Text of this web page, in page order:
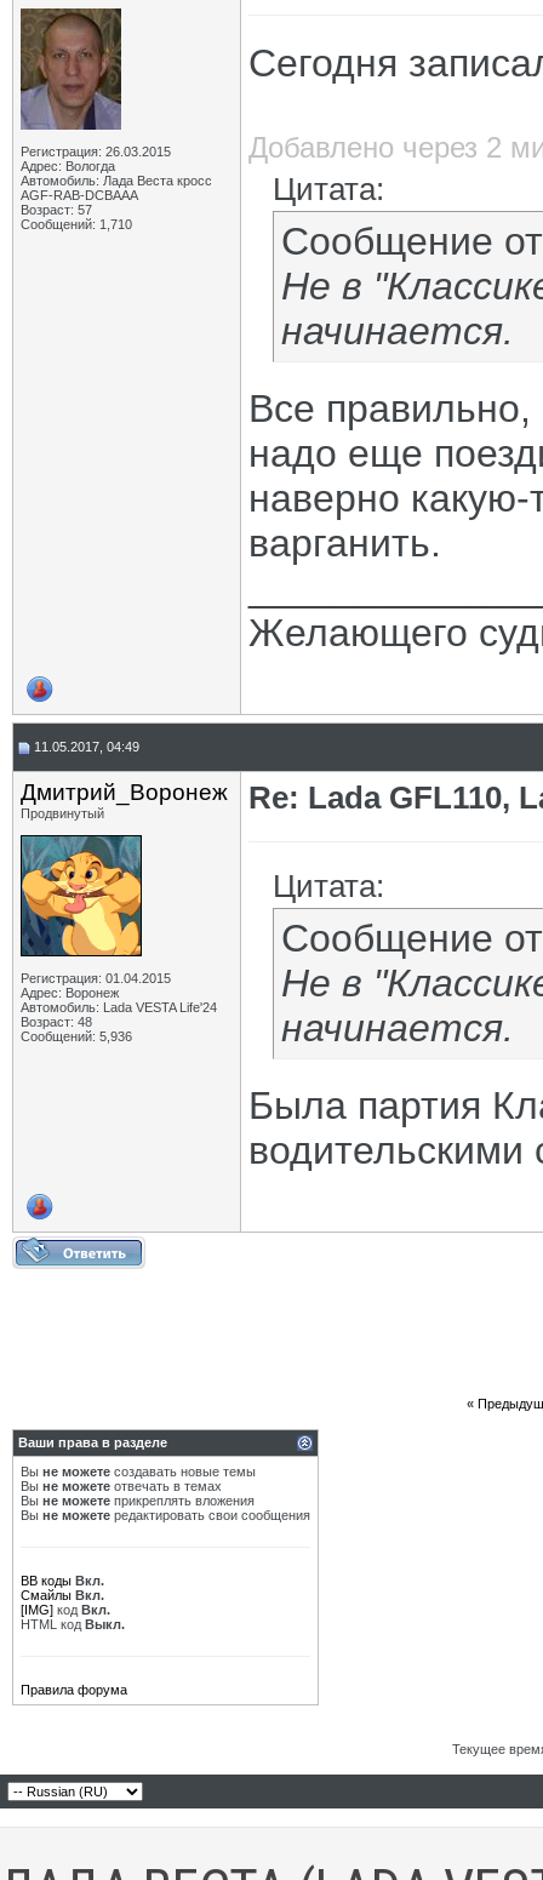
Регистрация: 26.03.2015
Адрес: Вологда
Автомобиль: Лада Веста кросс
AGF-RAB-DCBAAA
Возраст: 57
Сообщений: 1,710
Сегодня
Добавлено через 2
Цитата:
Сообщение
Не в
начинается.
Все
надо еще
наверно какую-
варганить.
Желающего
11.05.2017, 04:49
Дмитрий_Воронеж
Продвинутый
Регистрация: 01.04.2015
Адрес: Воронеж
Автомобиль: Lada VESTA Life'24
Возраст: 48
Сообщений: 5,936
Re: Lada GFL110,
Цитата:
Сообщение
Не в
начинается.
Была партия
водительскими
«
Ваши права в разделе
Вы не можете создавать новые темы
Вы не можете отвечать в темах
Вы не можете прикреплять вложения
Вы не можете редактировать свои сообщения
BB коды Вкл.
Смайлы Вкл.
[IMG] код Вкл.
HTML код Выкл.
Правила форума
Текущее